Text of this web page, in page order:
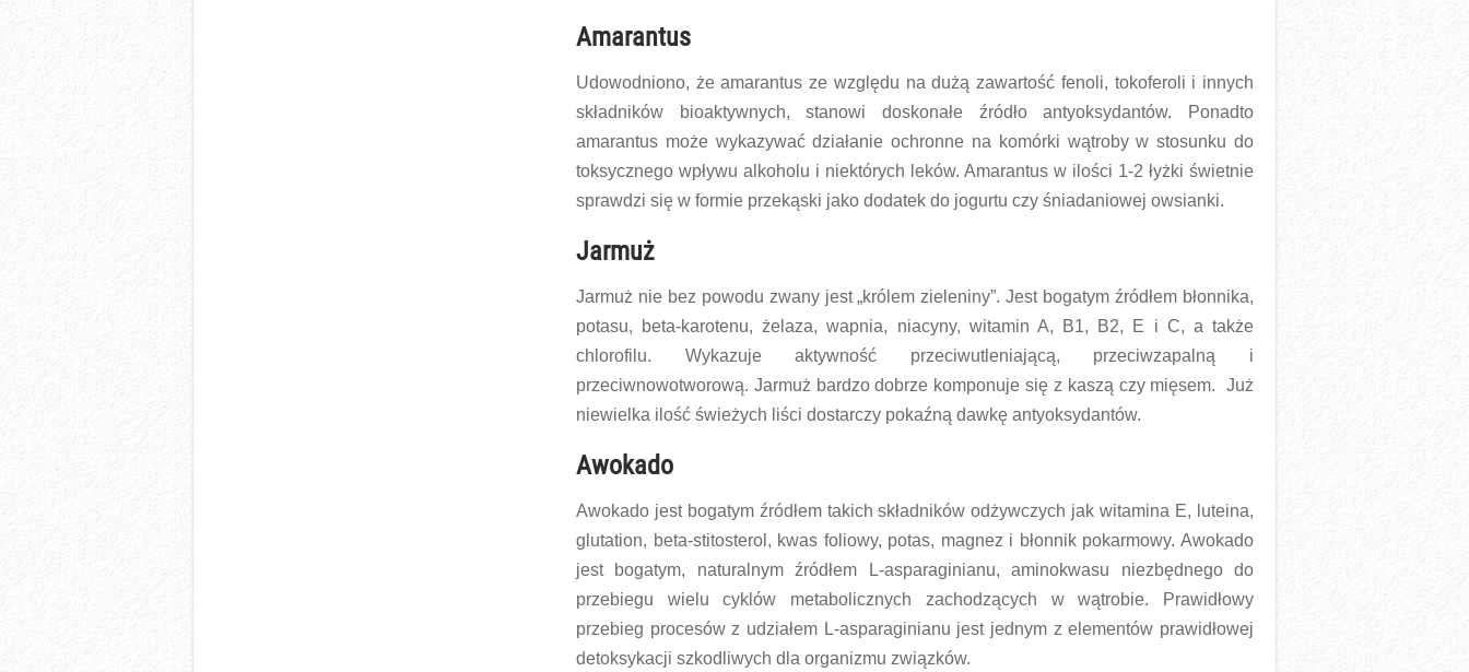
Amarantus
Udowodniono, że amarantus ze względu na dużą zawartość fenoli, tokoferoli i innych
składników bioaktywnych, stanowi doskonałe źródło antyoksydantów. Ponadto
amarantus może wykazywać działanie ochronne na komórki wątroby w stosunku do
toksycznego wpływu alkoholu i niektórych leków. Amarantus w ilości 1-2 łyżki świetnie
sprawdzi się w formie przekąski jako dodatek do jogurtu czy śniadaniowej owsianki.
Jarmuż
Jarmuż nie bez powodu zwany jest „królem zieleniny”. Jest bogatym źródłem błonnika,
potasu, beta-karotenu, żelaza, wapnia, niacyny, witamin A, B1, B2, E i C, a także
chlorofilu. Wykazuje aktywność przeciwutleniającą, przeciwzapalną i
przeciwnowotworową. Jarmuż bardzo dobrze komponuje się z kaszą czy mięsem. Już
niewielka ilość świeżych liści dostarczy pokaźną dawkę antyoksydantów.
Awokado
Awokado jest bogatym źródłem takich składników odżywczych jak witamina E, luteina,
glutation, beta-stitosterol, kwas foliowy, potas, magnez i błonnik pokarmowy. Awokado
jest bogatym, naturalnym źródłem L-asparaginianu, aminokwasu niezbędnego do
przebiegu wielu cyklów metabolicznych zachodzących w wątrobie. Prawidłowy
przebieg procesów z udziałem L-asparaginianu jest jednym z elementów prawidłowej
detoksykacji szkodliwych dla organizmu związków.